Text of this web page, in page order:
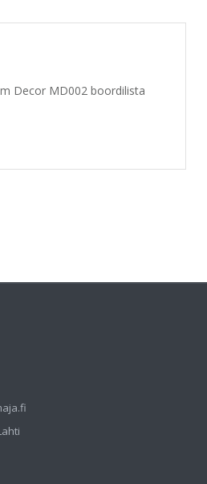
Decor MD002 boordilista